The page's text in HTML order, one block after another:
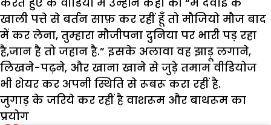
खाली पत्ते से बर्तन साफ़ कर रहीं हूँ तो मौजियो मौज बाद
में कर लेना, तुम्हारा मौजीपना दुनिया पर भारी पड़ रहा
है,जान है तो जहान है.” इसके अलावा वह झाड़ू लगाने,
लिखने-पढ़ने, और खाना खाने से जुड़े तमाम वीडियोज
भी शेयर कर अपनी स्थिति से रूबरू करा रहीं है.
जुगाड़ के जरिये कर रहीं है वाशरूम और बाथरूम का
प्रयोग